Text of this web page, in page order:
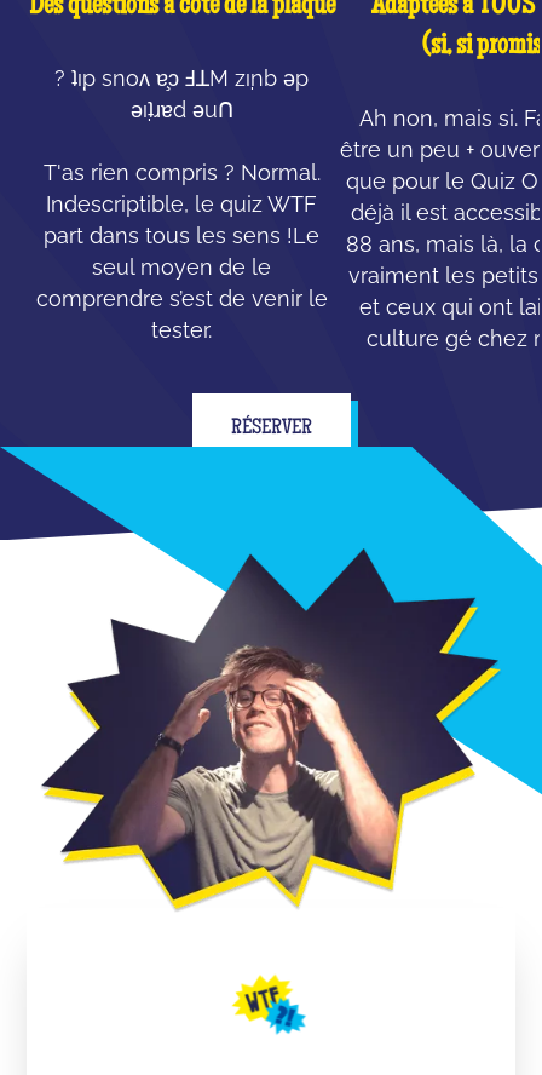
Des questions à côté de la plaque
? ʇı̣p snoʌ ɐ̧ɔ ℲꓕM zı̣nb ǝp
ǝı̣ʇɹɐd ǝuꓵ
T'as rien compris ? Normal.
Indescriptible, le quiz WTF
part dans tous les sens !Le
seul moyen de le
comprendre s’est de venir le
tester.
Adaptées à TOUS
(si, si
Ah non, mais si.
être un peu +
que pour le Quiz
déjà il est
88 ans, mais là, la
vraiment les
et ceux qui ont
culture gé chez
RÉSERVER